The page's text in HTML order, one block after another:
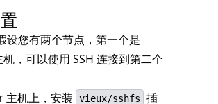
设您有两个节点，第一个是
，可以使用 SSH 连接到第二个
主机上，安装
vieux/sshfs 插